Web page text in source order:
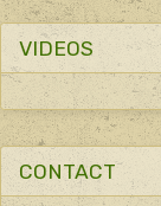
VIDEOS
CONTACT